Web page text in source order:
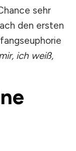
sehr
den ersten
ich weiß,